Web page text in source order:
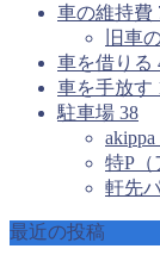
車の維持費
旧車
車を借りる
車を手放す
駐車場 38
特P（
軒先
最近の投稿